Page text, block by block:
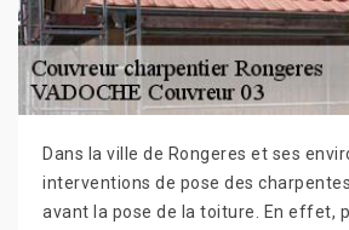
Dans la ville de Rongeres et ses
interventions de pose des
avant la pose de la toiture. En effet,